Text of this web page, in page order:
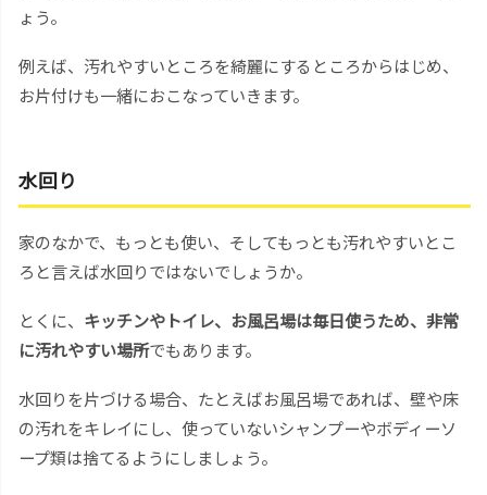
ょう。
例えば、汚れやすいところを綺麗にするところからはじめ、
お片付けも一緒におこなっていきます。
水回り
家のなかで、もっとも使い、そしてもっとも汚れやすいとこ
ろと言えば水回りではないでしょうか。
とくに、 キッチンやトイレ、お風呂場は毎日使うため、非常
に汚れやすい場所でもあります。
水回りを片づける場合、たとえばお風呂場であれば、壁や床
の汚れをキレイにし、使っていないシャンプーやボディーソ
ープ類は捨てるようにしましょう。